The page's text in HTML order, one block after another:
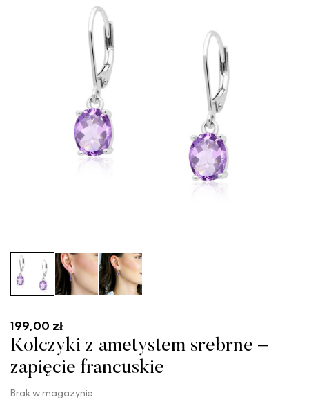
199,00 zł
Kolczyki z ametystem srebrne –
zapięcie francuskie
Brak w magazynie